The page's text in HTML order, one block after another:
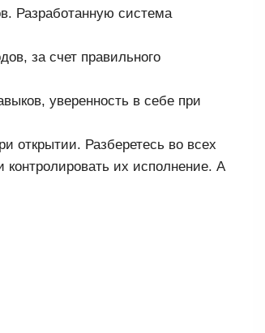
Разработанную система
за счет правильного
уверенность в себе при
открытии. Разберетесь во всех
контролировать их исполнение. А